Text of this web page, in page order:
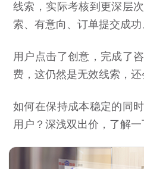
线索，实际考核到更深层
索、有意向、订单提交成功
用户点击了创意，完成了
费，这仍然是无效线索 ，
如何在保持成本稳定的同
用户？深浅双出价，了解一